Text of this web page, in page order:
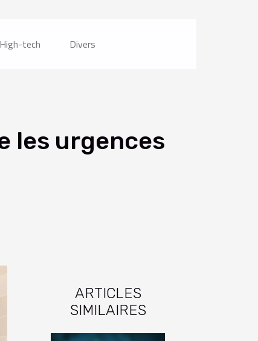
tech Divers
les urgences
ARTICLES
SIMILAIRES